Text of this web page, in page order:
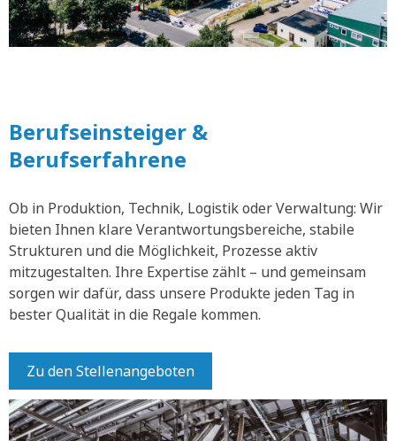
Berufseinsteiger &
Berufserfahrene
Ob in Produktion, Technik, Logistik oder Verwaltung: Wir
bieten Ihnen klare Verantwortungsbereiche, stabile
Strukturen und die Möglichkeit, Prozesse aktiv
mitzugestalten. Ihre Expertise zählt – und gemeinsam
sorgen wir dafür, dass unsere Produkte jeden Tag in
bester Qualität in die Regale kommen.
Zu den Stellenangeboten